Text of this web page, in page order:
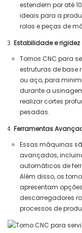
estendem por até
ideais para a
rolos e peças de
Estabilidade e
Tornos CNC para
estruturas de base
ou aço, para
durante a
realizar cortes
pesadas.
Ferramentas
Essas máquinas
avançados,
automáticos de
Além disso, os
apresentam
descarregadores
processos de